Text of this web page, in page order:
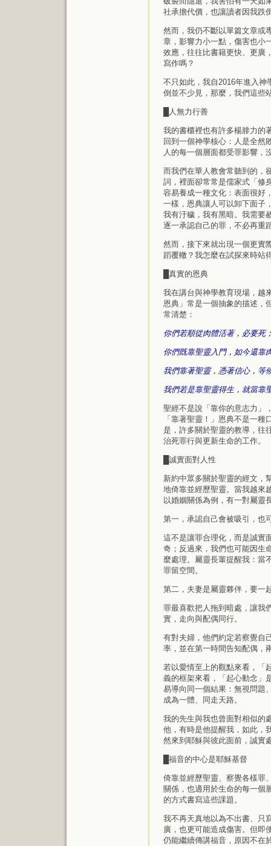
社承擔代價，也讓讀者因我跌
然而，我仍不斷以單篇文章或
章，影響力小一點，傷害也小
效應，往往比書籍更快、更廣
寫作嗎？
不只如此，我自2016年進入神
倒並不少見，那麼，我們這些
█人無力行善
我的書櫃裡也有許多楊腓力的
回到一個神學核心：人是全然
人的每一個層面都受罪影響，
而我們在華人教會常聽到的，
詞，裡面卻常常是儒家式「修
容易養成一種文化：表面很好
一樣，恩典讓人可以卸下面子
我有汙穢，我有黑暗。我需要
逐一承認自己的罪，不必再重
然而，接下來就出現一個更實
蹈覆轍？我怎麼在試探來時站
█真實的恩典
我在講台與神學教育現場，越
恩典」常是一個抽象的描述，
常清楚：
你們若順從肉體活著，必要死
你們既靠聖靈入門，如今還靠
我們靠著聖靈，憑著信心，等
我們若是靠聖靈得生，就當靠
聖經不是說「靠你的意志力」
「靠著聖靈！」恩典不是一
是，許多關於聖靈的教導，往
治死罪行與更新生命的工作。
█誠實面對人性
新約中眾多關於聖靈的經文，
地倚靠並經歷聖靈。當我越來
以婚姻關係為例，有一對屬靈
第一，承認自己會被吸引，也
這不是讓罪合理化，而是誠實
奇；反過來，我們也可能因生
麼處理。屬靈長輩提醒我：當
罪留空間。
第二，夫妻是屬靈夥伴，要一
罪最喜歡把人拖到暗處，讓我
實，走向與配偶同行。
有對夫婦，他們約定若察覺自
率，並在第一時間告知配偶，
若以愛情至上的觀點來看，「
義的框架來看，「起心動念」
易導向同一個結果：無視問題
成為一體、同走天路。
我的先生與我也曾面對相似的
他，有時是他提醒我，如此，
然來到耶穌與彼此面前，誠實
█福音的中心是耶穌基督
倚靠並經歷聖靈、察覺各樣罪
關係，也適用於生命的每一個
的方式書寫這些課題。
我不再天真地以為不出書、只
廣，也更可能造成傷害。但即
仍能繼續傳講福音，原因不在